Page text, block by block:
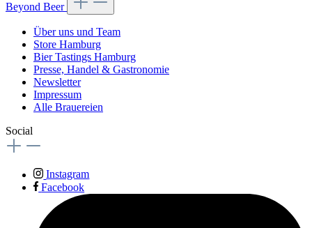
Beyond Beer
Über uns und Team
Store Hamburg
Bier Tastings Hamburg
Presse, Handel & Gastronomie
Newsletter
Impressum
Alle Brauereien
Social
Instagram
Facebook